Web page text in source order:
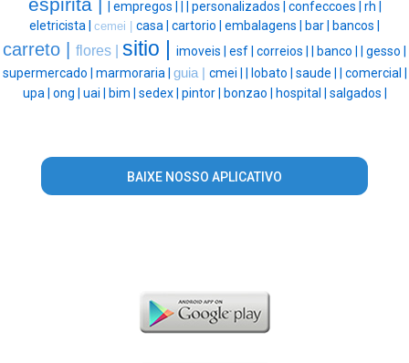
espirita | empregos | personalizados | confeccoes | rh |
eletricista | cemei | casa | cartorio | embalagens | bar | bancos |
carreto | flores | sitio | imoveis | esf | correios | banco |
gesso |
supermercado | marmoraria | guia | cmei | lobato | saude |
comercial |
upa | ong | uai | bim | sedex | pintor | bonzao | hospital | salgados |
BAIXE NOSSO APLICATIVO